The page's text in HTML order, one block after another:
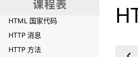
HTML 语言代码
HTML 国家代码
HTTP 消息
HTTP 方法